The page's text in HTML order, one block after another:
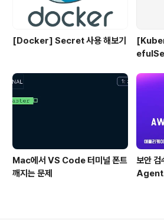
[Docker] Secret 사용 해보기
Mac에서 VS Code 터미널 폰트
깨지는 문제
보안
Agent